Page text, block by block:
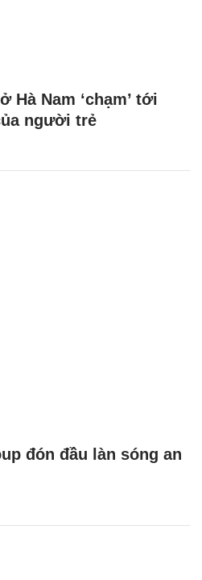
Hà Nam ‘chạm’ tới
người trẻ
đón đầu làn sóng an